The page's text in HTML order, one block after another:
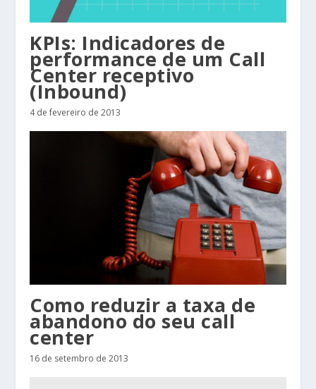
KPIs: Indicadores de
performance de um Call
Center receptivo
(Inbound)
4 de fevereiro de 2013
Como reduzir a taxa de
abandono do seu call
center
16 de setembro de 2013